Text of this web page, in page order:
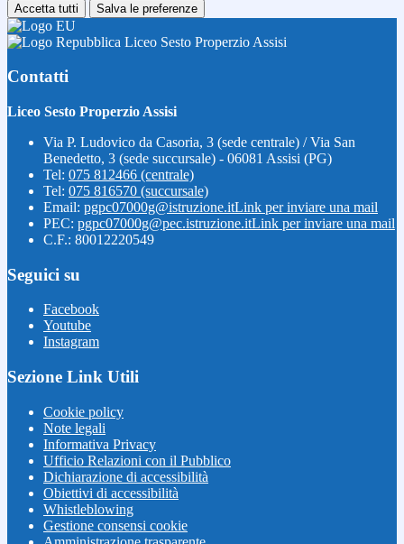
Accetta tutti Salva le preferenze
Liceo Sesto Properzio Assisi
Contatti
Liceo Sesto Properzio Assisi
Via P. Ludovico da Casoria, 3 (sede centrale) / Via San
Benedetto, 3 (sede succursale) - 06081 Assisi (PG)
Tel: 075 812466 (centrale)
Tel: 075 816570 (succursale)
Email: pgpc07000g@istruzione.itLink per inviare una mail
PEC: pgpc07000g@pec.istruzione.itLink per inviare una mail
C.F.: 80012220549
Seguici su
Facebook
Youtube
Instagram
Sezione Link Utili
Cookie policy
Note legali
Informativa Privacy
Ufficio Relazioni con il Pubblico
Dichiarazione di accessibilità
Obiettivi di accessibilità
Whistleblowing
Gestione consensi cookie